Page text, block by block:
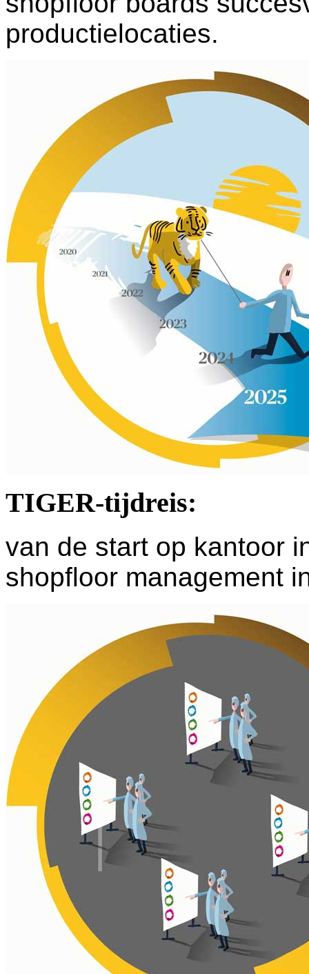
productielocaties.
TIGER-tijdreis:
van de start op kantoor
shopfloor management